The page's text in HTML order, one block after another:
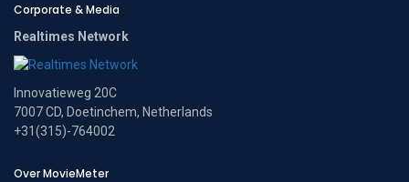
Corporate & Media
Realtimes Network
Innovatieweg 20C
7007 CD, Doetinchem, Netherlands
+31(315)-764002
Over MovieMeter